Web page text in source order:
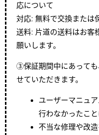
応について
対応: 無料で交換または
送料: 片道の送料はお客
願いします。
③保証期間中にあっても
せていただきます。
ユーザーマニュ
行わなかったこと
不当な修理や改